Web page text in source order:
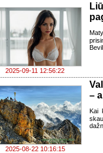
2025-09-11 12:56:22
2025-08-22 10:16:15
–
Kai